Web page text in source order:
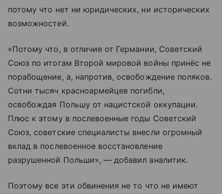
потому что нет ни юридических, ни исторических
возможностей.
«Потому что, в отличие от Германии, Советский
Союз по итогам Второй мировой войны принёс не
порабощение, а, напротив, освобождение поляков.
Сотни тысяч красноармейцев погибли,
освобождая Польшу от нацистской оккупации.
Плюс к этому в послевоенные годы Советский
Союз, советские специалисты внесли огромный
вклад в послевоенное восстановление
разрушенной Польши», — добавил аналитик.
Поэтому все эти обвинения не то что не имеют